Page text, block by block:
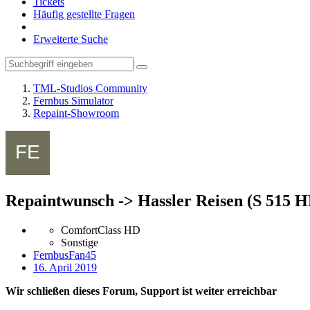
Häufig gestellte Fragen
Erweiterte Suche
TML-Studios Community
Fernbus Simulator
Repaint-Showroom
Repaintwunsch -> Hassler Reisen (S 515
ComfortClass HD
Sonstige
FernbusFan45
16. April 2019
Wir schließen dieses Forum, Support ist weiter erreichbar